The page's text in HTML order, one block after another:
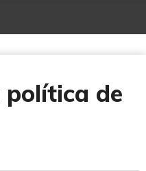
de